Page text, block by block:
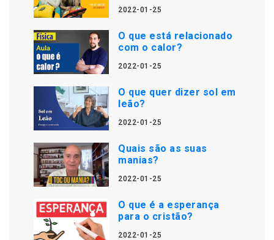
2022-01-25
O que está relacionado
com o calor?
2022-01-25
O que quer dizer sol em
leão?
2022-01-25
Quais são as suas
manias?
2022-01-25
O que é a esperança
para o cristão?
2022-01-25